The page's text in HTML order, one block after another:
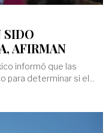
SIDO
AFIRMAN
informó que las
para determinar si el...